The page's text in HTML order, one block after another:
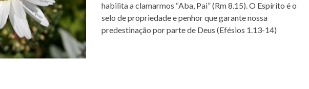
habilita a clamarmos “Aba, Pai” (Rm 8.15). O Espírito é o
selo de propriedade e penhor que garante nossa
predestinação por parte de Deus (Efésios 1.13-14)